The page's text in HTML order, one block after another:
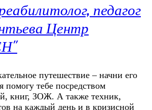
педагог
Центр
путешествие – начни его
помогу тебе посредством
книг, ЗОЖ. А также техник,
на каждый день и в кризисной